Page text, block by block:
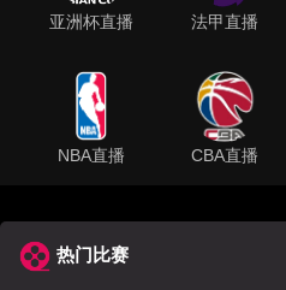
亚洲杯直播 法甲直播
NBA直播 CBA直播
热门比赛